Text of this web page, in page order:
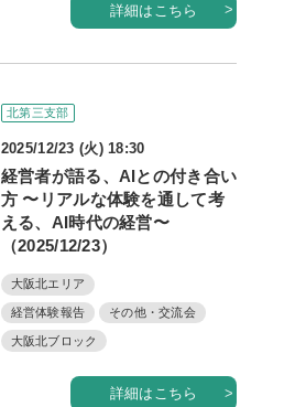
詳細はこちら
北第三支部
2025/12/23 (火) 18:30
経営者が語る、AIとの付き合い
方 〜リアルな体験を通して考
える、AI時代の経営〜
（2025/12/23）
大阪北エリア
経営体験報告 その他・交流会
大阪北ブロック
詳細はこちら